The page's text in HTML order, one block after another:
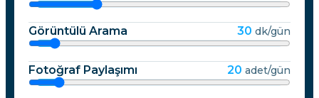
Görüntülü Arama 30 dk/gün
Fotoğraf Paylaşımı 20 adet/gün